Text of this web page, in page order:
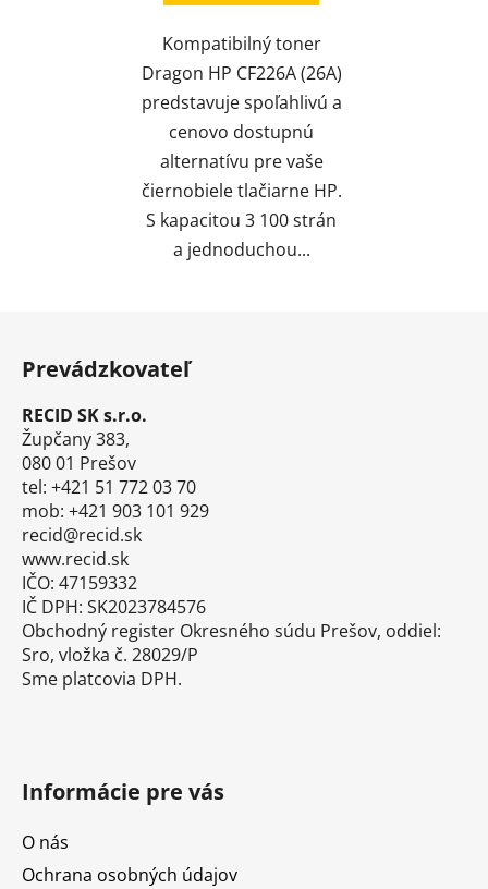
Kompatibilný toner
Dragon HP CF226A (26A)
predstavuje spoľahlivú a
cenovo dostupnú
alternatívu pre vaše
čiernobiele tlačiarne HP.
S kapacitou 3 100 strán
a jednoduchou...
Prevádzkovateľ
RECID SK s.r.o.
Župčany 383,
080 01 Prešov
tel: +421 51 772 03 70
mob: +421 903 101 929
recid@recid.sk
www.recid.sk
IČO: 47159332
IČ DPH: SK2023784576
Obchodný register Okresného súdu Prešov, oddiel:
Sro, vložka č. 28029/P
Sme platcovia DPH.
Informácie pre vás
O nás
Ochrana osobných údajov